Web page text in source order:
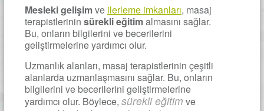
Mesleki gelişimve ilerleme imkanları, masaj
terapistlerinin sürekli eğitimalmasını sağlar.
Bu, onların bilgilerini ve becerilerini
geliştirmelerine yardımcı olur.
Uzmanlık alanları, masaj terapistlerinin çeşitli
alanlarda uzmanlaşmasını sağlar. Bu, onların
bilgilerini ve becerilerini geliştirmelerine
yardımcı olur. Böylece, sürekli eğitim ve